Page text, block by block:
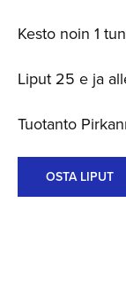
Kesto noin 1
Liput 25 e ja
Tuotanto
OSTA LIPUT